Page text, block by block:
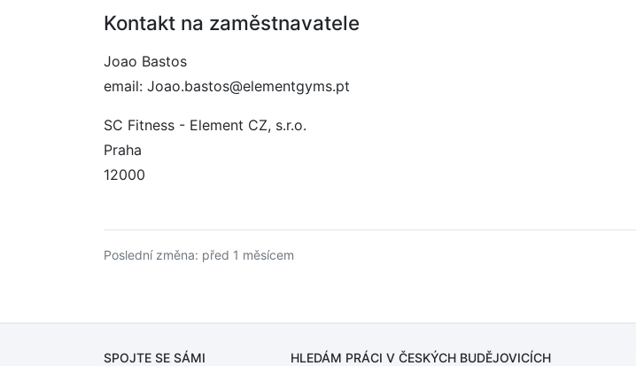
Kontakt na zaměstnavatele
Joao Bastos
email: Joao.bastos@elementgyms.pt
SC Fitness - Element CZ, s.r.o.
Praha
12000
Poslední změna: před 1 měsícem
SPOJTE SE SÁMI HLEDÁM PRÁCI V ČESKÝCH BUDĚJOVICÍCH